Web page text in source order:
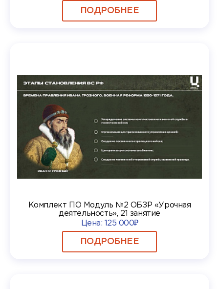
ПОДРОБНЕЕ
Комплект ПО Модуль №2 ОБЗР «Урочная
деятельность», 21 занятие
Цена: 125 000₽
ПОДРОБНЕЕ